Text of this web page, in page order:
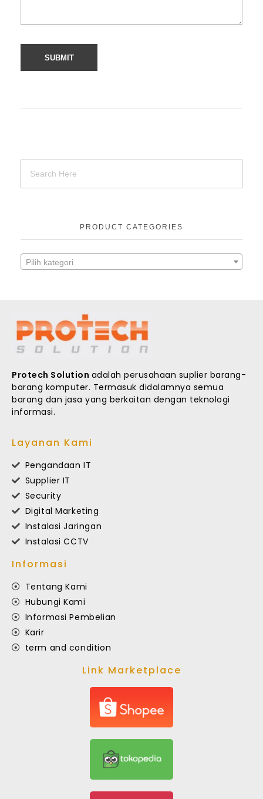
PRODUCT CATEGORIES
Pilih kategori
Protech Solution adalah perusahaan suplier barang-
barang komputer. Termasuk didalamnya semua
barang dan jasa yang berkaitan dengan teknologi
informasi.
Layanan Kami
Pengandaan IT
Supplier IT
Security
Digital Marketing
Instalasi Jaringan
Instalasi CCTV
Informasi
Tentang Kami
Hubungi Kami
Informasi Pembelian
Karir
term and condition
Link Marketplace